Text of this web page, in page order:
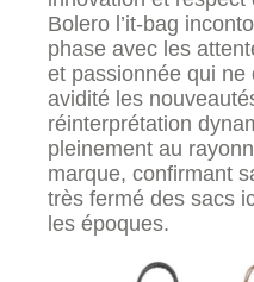
Bolero l’it-bag
phase avec les
et passionnée qui
avidité les
réinterprétation
pleinement au
marque, confirmant
très fermé des sacs
les époques.